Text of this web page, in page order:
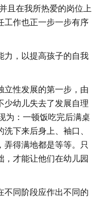
且在我所热爱的岗位上
工作也正一步一步有序
力，以提高孩子的自我
立性发展的第一步，由
少幼儿失去了发展自理
为：一顿饭吃完后满桌
下来后身上、袖口、
弄得满地都是等等。只
，才能让他们在幼儿园
不同阶段应作出不同的